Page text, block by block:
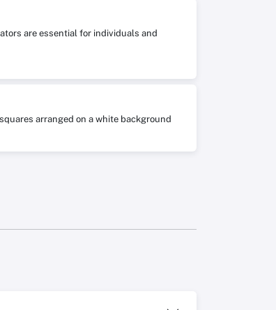
are essential for individuals and
arranged on a white background